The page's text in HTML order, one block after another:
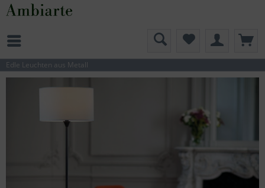
Edle Leuchten aus Metall